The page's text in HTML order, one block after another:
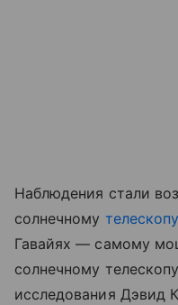
Наблюдения стали
солнечному телескопу
Гавайях — самому
солнечному
исследования Дэвид